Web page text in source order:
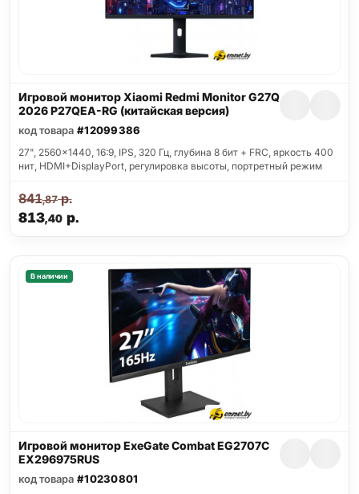
Игровой монитор Xiaomi Redmi Monitor G27Q
2026 P27QEA-RG (китайская версия)
код товара #12099386
27", 2560x1440, 16:9, IPS, 320 Гц, глубина 8 бит + FRC, яркость 400
нит, HDMI+DisplayPort, регулировка высоты, портретный режим
813,40р.
841,87р.
В наличии
Игровой монитор ExeGate Combat EG2707C
EX296975RUS
код товара #10230801